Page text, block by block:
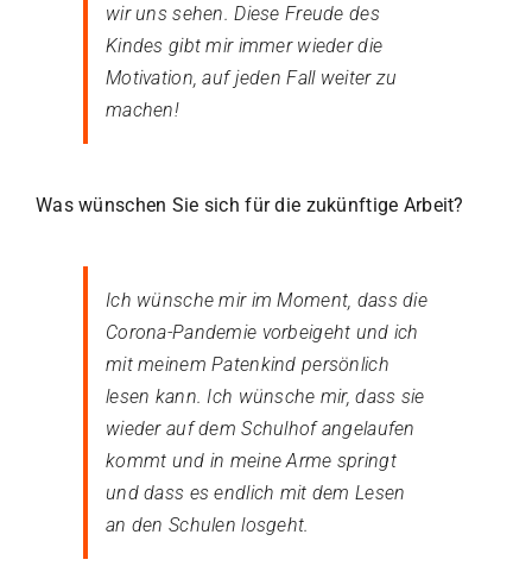
wir uns sehen. Diese Freude des
Kindes gibt mir immer wieder die
Motivation, auf jeden Fall weiter zu
machen!
Was wünschen Sie sich für die zukünftige Arbeit?
Ich wünsche mir im Moment, dass die
Corona-Pandemie vorbeigeht und ich
mit meinem Patenkind persönlich
lesen kann. Ich wünsche mir, dass sie
wieder auf dem Schulhof angelaufen
kommt und in meine Arme springt
und dass es endlich mit dem Lesen
an den Schulen losgeht.